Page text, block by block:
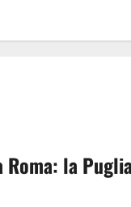
Roma: la